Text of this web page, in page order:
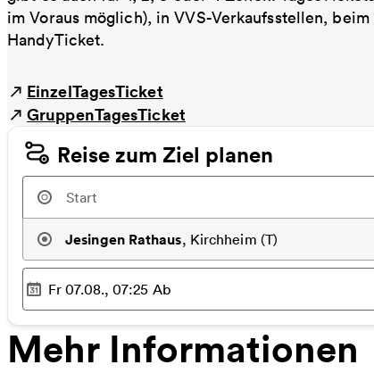
im Voraus möglich), in VVS-Verkaufsstellen,
HandyTicket.
EinzelTagesTicket
GruppenTagesTicket
Reise zum Ziel planen
Jesingen Rathaus, Kirchheim (T)
Ausgewählter Zeitpunkt
Fr 07.08., 07:25 Ab
Mehr Informationen